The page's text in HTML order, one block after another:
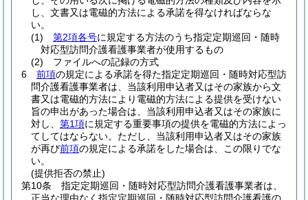
し、文書又は電磁的方法による承諾を得なければならな
い。
(1)
第2項各号に規定する方法のうち指定定期巡回・随時
対応型訪問介護看護事業者が使用するもの
(2)
ファイルへの記録の方式
6
前項の規定による承諾を得た指定定期巡回・随時対応型訪
問介護看護事業者は、当該利用申込者又はその家族から文
書又は電磁的方法により電磁的方法による提供を受けない
旨の申出があった場合は、当該利用申込者又はその家族に
対し、 第1項に規定する重要事項の提供を電磁的方法によっ
てしてはならない。 ただし、当該利用申込者又はその家族
が再び前項の規定による承諾をした場合は、この限りでな
い。
(提供拒否の禁止)
第10条
指定定期巡回・随時対応型訪問介護看護事業者は、